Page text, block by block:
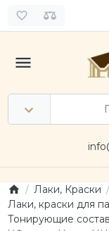
Лаки, Краски
Лаки, краски для
Тонирующие